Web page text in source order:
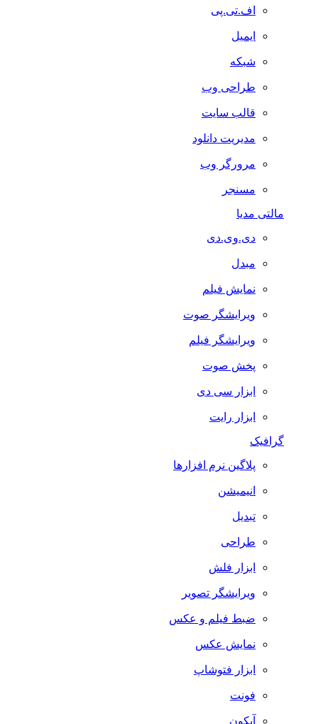
اف.تی.پی
ایمیل
شبکه
طراحی وب
قالب سایت
مدیریت دانلود
مرورگر وب
مسنجر
مالتی مدیا
دی.وی.دی
مبدل
نمایش فیلم
ویرایشگر صوت
ویرایشگر فیلم
پخش صوت
ابزار سی دی
ابزار رایت
گرافیک
پلاگین نرم افزارها
انیمیشن
تبدیل
طراحی
ابزار فلش
ویرایشگر تصویر
ضبط فيلم و عكس
نمایش عکس
ابزار فتوشاپ
فونت
آیکون